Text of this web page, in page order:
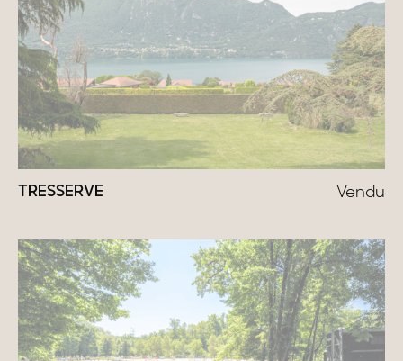
Propriétés de caractère
Villas modernes
Chalets
Maisons de campagne
Domaines
Projets neufs
TRESSERVE Vendu